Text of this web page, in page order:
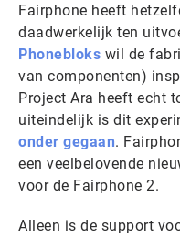
Fairphone heeft
daadwerkelijk ten
Phonebloks wil de
van componenten)
Project Ara heeft echt
uiteindelijk is dit
onder gegaan.
een veelbelovende
voor de Fairphone 2.
Alleen is de support